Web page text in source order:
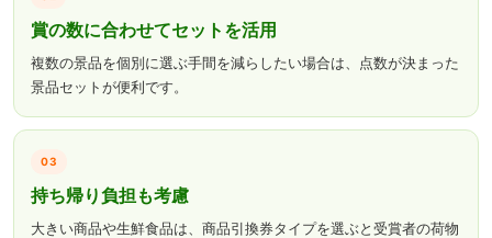
賞の数に合わせてセットを活用
複数の景品を個別に選ぶ手間を減らしたい場合は、点数が決まった
景品セットが便利です。
03
持ち帰り負担も考慮
大きい商品や生鮮食品は、商品引換券タイプを選ぶと受賞者の荷物